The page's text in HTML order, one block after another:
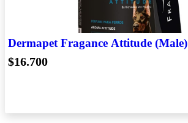
Dermapet Fragance Attitude (Male)
$16.700